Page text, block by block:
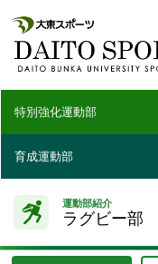
特別強化運動部
育成運動部
運動部紹介
ラグビー部